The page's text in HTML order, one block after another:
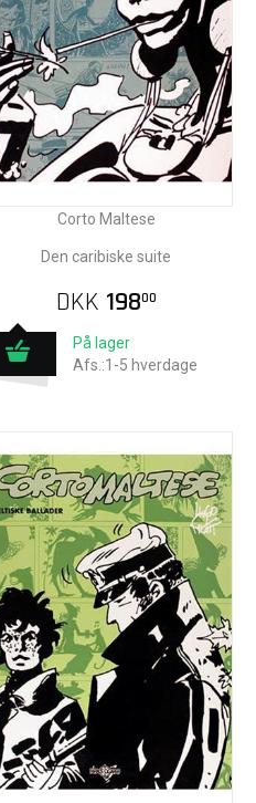
Corto Maltese
Den caribiske suite
DKK 19800
På lager
Afs.:1-5 hverdage